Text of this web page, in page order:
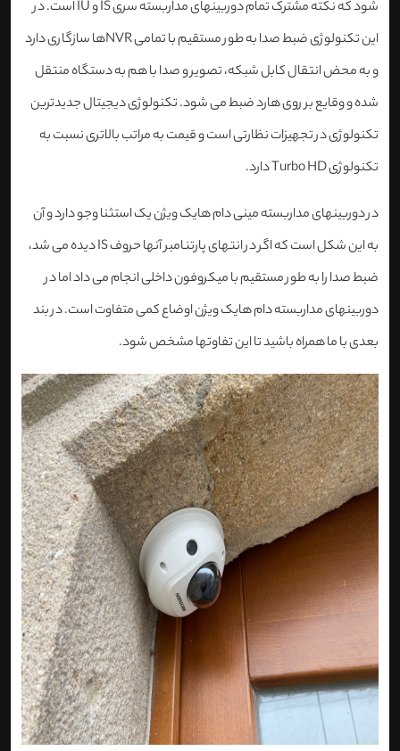
شود که نکته مشترک تمام دوربینهای مداربسته سری IS و IU است. در
این تکنولوژی ضبط صدا به طور مستقیم با تمامی NVRها سازگاری دارد
و به محض انتقال کابل شبکه، تصویر و صدا با هم به دستگاه منتقل
شده و وقایع بر روی هارد ضبط می شود. تکنولوژی دیجیتال جدیدترین
تکنولوژی در تجهیزات نظارتی است و قیمت به مراتب بالاتری نسبت به
تکنولوژی Turbo HD دارد.
در دوربینهای مداربسته مینی دام هایک ویژن یک استثنا وجو دارد و آن
به این شکل است که اگر در انتهای پارتنامبر آنها حروف IS دیده می شد،
ضبط صدا را به طور مستقیم با میکروفون داخلی انجام می داد اما در
دوربینهای مداربسته دام هایک ویژن اوضاع کمی متفاوت است. در بند
بعدی با ما همراه باشید تا این تفاوتها مشخص شود.